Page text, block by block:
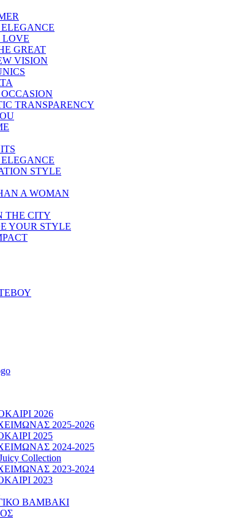
LOVE
GREAT
VISION
TRANSPARENCY
STYLE
A WOMAN
THE CITY
YOUR STYLE
2026
2025-2026
2025
2024-2025
Collection
2023-2024
2023
ΒΑΜΒΑΚΙ